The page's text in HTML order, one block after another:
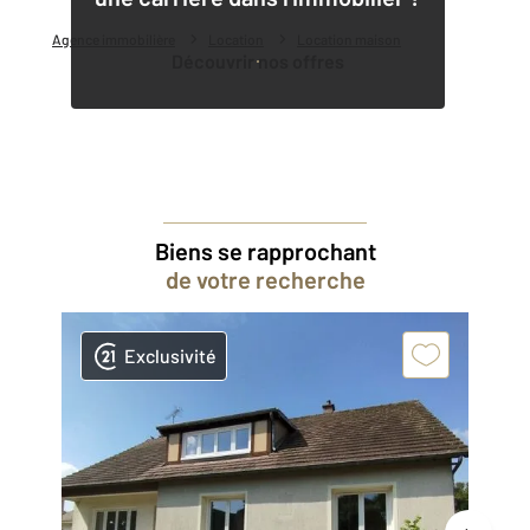
Agence immobilière
Découvrir nos offres
Biens se rapprochant
de votre recherche
Exclusivité